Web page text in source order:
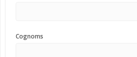
Cognoms